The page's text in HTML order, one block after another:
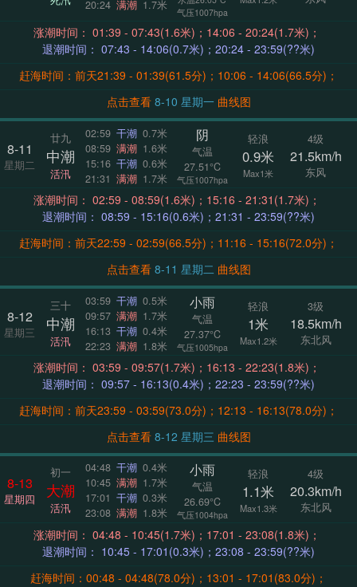
20:24 满潮 1.7米
气压1007hpa
涨潮时间： 01:39 - 07:43(1.6米)；14:06 - 20:24(1.7米)；
退潮时间： 07:43 - 14:06(0.7米)；20:24 - 23:59(??米)
赶海时间：前天21:39 - 01:39(61.5分)；10:06 - 14:06(66.5分)；
点击查看
8-10 星期一 曲线图
8-11
星期二
廿九
中潮
活汛
02:59 干潮 0.7米
08:59 满潮 1.6米
15:16 干潮 0.6米
21:31 满潮 1.7米
阴
气温
27.51°C
气压1007hpa
轻浪
0.9米
Max1米
4级
21.5km/h
东风
涨潮时间： 02:59 - 08:59(1.6米)；15:16 - 21:31(1.7米)；
退潮时间： 08:59 - 15:16(0.6米)；21:31 - 23:59(??米)
赶海时间：前天22:59 - 02:59(66.5分)；11:16 - 15:16(72.0分)；
点击查看
8-11 星期二 曲线图
8-12
星期三
三十
中潮
活汛
03:59 干潮 0.5米
09:57 满潮 1.7米
16:13 干潮 0.4米
22:23 满潮 1.8米
小雨
气温
27.37°C
气压1005hpa
轻浪
1米
Max1.2米
3级
18.5km/h
东北风
涨潮时间： 03:59 - 09:57(1.7米)；16:13 - 22:23(1.8米)；
退潮时间： 09:57 - 16:13(0.4米)；22:23 - 23:59(??米)
赶海时间：前天23:59 - 03:59(73.0分)；12:13 - 16:13(78.0分)；
点击查看
8-12 星期三 曲线图
8-13
星期四
初一
大潮
活汛
04:48 干潮 0.4米
10:45 满潮 1.7米
17:01 干潮 0.3米
23:08 满潮 1.8米
小雨
气温
26.69°C
气压1004hpa
轻浪
1.1米
Max1.3米
4级
20.3km/h
东北风
涨潮时间： 04:48 - 10:45(1.7米)；17:01 - 23:08(1.8米)；
退潮时间： 10:45 - 17:01(0.3米)；23:08 - 23:59(??米)
赶海时间：00:48 - 04:48(78.0分)；13:01 - 17:01(83.0分)；